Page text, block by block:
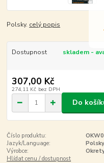
Polsky. celý popis
Dostupnost skladem -
307,00 Kč
274,11 Kč bez DPH
Do
Číslo produktu:
Jazyk/Language:
Polsky
Výrobce:
Hlídat cenu / dostupnost